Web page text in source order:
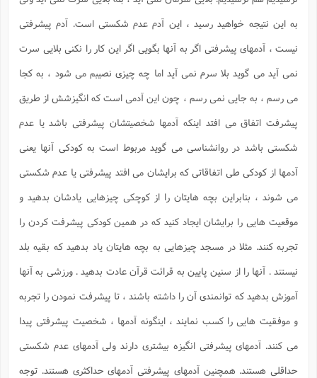
به این نتیجه خواهید رسید ، این آدم عدم شکستی است. آدم پیشرفتی
نیست ، آدمهای پیشرفتی اگر به آنها بگویی اگر این کار را نکنی بلایی سرت
نمی آید می گوید بلا سرم نمی آید اما چه چیزی نصیبم می شود ، به کجا
می رسم ، به جایی نمی رسم ، چون این آدمی است که انگیزشش از طریق
پیشرفت اتفاق می افتد اینکه آدمها شخصیتشان پیشرفتی باشد یا عدم
شکستی باشد در روانشناسی می گوید مربوط است به کودکی آنها یعنی
آدمها از کودکی طی اتفاقاتی که برایشان می افتد پیشرفتی یا عدم شکستی
می شوند ، بنابراین بچه هایتان را از کوچکی چیزهایی یادشان بدهید و
موقعیت هایی را برایشان ایجاد کنید که در همین کودکی پیشرفت کردن را
تجربه کنند. مثلا در مسجد چیزهایی به بچه هایتان یاد بدهید که بقیه بلد
نیستند . آنها را از سنین پایین به قرائت قرآن عادت بدهید . ورزشی به آنها
آموزش بدهید که توانمندی آن را داشته باشند ، تا پیشرفت نمودن را تجربه
و موفقیت هایی را کسب نمایند ، اینگونه آدمها ، شخصیت پیشرفتی پیدا
می کنند. آدمهای پیشرفتی انگیزه بیشتری دارند ولی آدمهای عدم شکستی
حداقلی هستند. همچنین آدمهای پیشرفتی آدمهای حداکثری هستند. توجه